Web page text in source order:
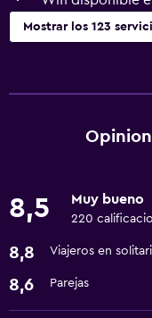
Mostrar los 123
Unidad ubicada en la
Fregadero bajo
Ducha adaptada para
8,5 Muy bueno
220
8,8 Viajeros en
8,6 Parejas